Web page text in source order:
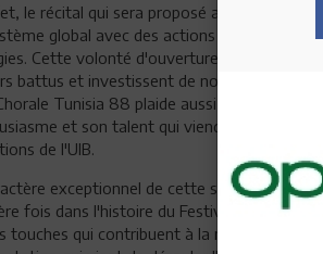
le récital qui sera proposé au public
global avec des actions conjointes
Cette volonté d'ouverture est un signe
battus et investissent de nouveaux
Tunisia 88 plaide aussi pour cette
et son talent qui viendront parfaire
de l'UIB.
exceptionnel de cette soirée de
fois dans l'histoire du Festival d'El Jem,
touches qui contribuent à la mise à